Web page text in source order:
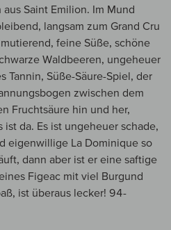
Saint Emilion. Im Mund
langsam zum Grand Cru
feine Süße, schöne
Waldbeeren, ungeheuer
Tannin, Süße-Säure-Spiel, der
zwischen dem
Fruchtsäure hin und her,
ist da. Es ist ungeheuer schade,
eigenwillige La Dominique so
dann aber ist er eine saftige
Figeac mit viel Burgund
ist überaus lecker! 94-